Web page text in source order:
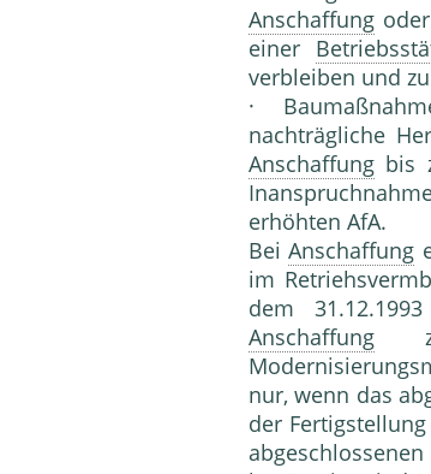
Anschaffung
einer
verbleiben und
·
nachträgliche
Anschaffung bis
erhöhten AfA.
BeiAnschaffung
im
dem
Anschaffung zu
nur, wenn das
der